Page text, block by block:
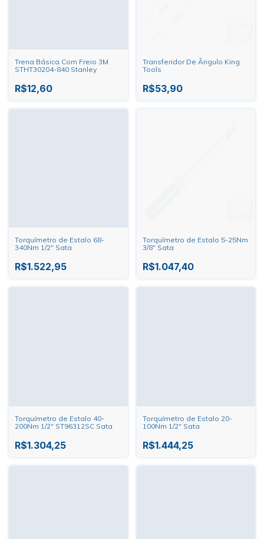
Trena Básica Com Freio 3M
STHT30204-840 Stanley
R$12,60
Transferidor De Ângulo King
Tools
R$53,90
Torquímetro de Estalo 68-
340Nm 1/2" Sata
R$1.522,95
Torquímetro de Estalo 5-25Nm
3/8" Sata
R$1.047,40
Torquímetro de Estalo 40-
200Nm 1/2" ST96312SC Sata
R$1.304,25
Torquímetro de Estalo 20-
100Nm 1/2" Sata
R$1.444,25